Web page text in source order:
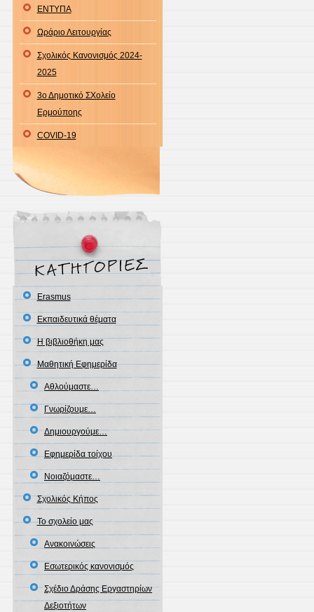
ΕΝΤΥΠΑ
Ωράριο Λειτουργίας
Σχολικός Κανονισμός 2024-
2025
3ο Δημοτικό ΣΧολείο
Ερμούποης
COVID-19
Erasmus
Εκπαιδευτικά θέματα
Η βιβλιοθήκη μας
Μαθητική Εφημερίδα
Αθλούμαστε…
Γνωρίζουμε…
Δημιουργούμε…
Εφημερίδα τοίχου
Νοιαζόμαστε…
Σχολικός Κήπος
Το σχολείο μας
Ανακοινώσεις
Εσωτερικός κανονισμός
Σχέδιο Δράσης Εργαστηρίων
Δεξιοτήτων